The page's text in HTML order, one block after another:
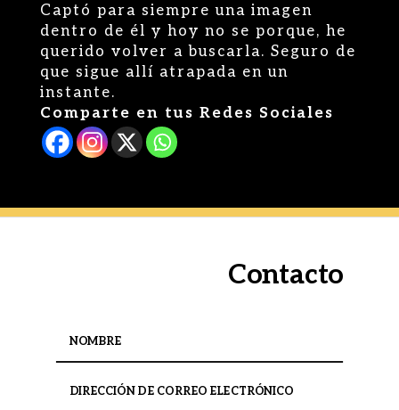
Captó para siempre una imagen
dentro de él y hoy no se porque, he
querido volver a buscarla. Seguro de
que sigue allí atrapada en un
instante.
Comparte en tus Redes Sociales
Contacto